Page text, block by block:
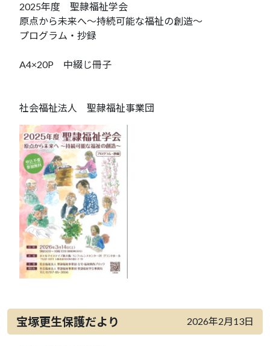
2025年度 聖隷福祉学会
原点から未来へ～持続可能な福祉の創造～
プログラム・抄録
A4×20P 中綴じ冊子
社会福祉法人 聖隷福祉事業団
宝塚更生保護だより 2026年2月13日